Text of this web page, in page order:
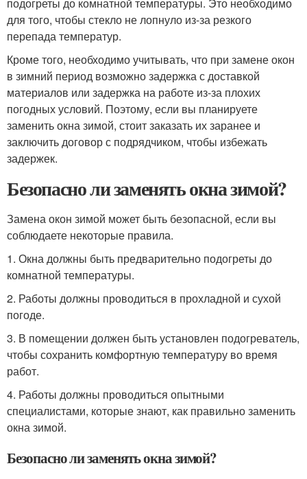
для того, чтобы стекло не лопнуло из-за резкого
перепада температур.
Кроме того, необходимо учитывать, что при замене окон
в зимний период возможно задержка с доставкой
материалов или задержка на работе из-за плохих
погодных условий. Поэтому, если вы планируете
заменить окна зимой, стоит заказать их заранее и
заключить договор с подрядчиком, чтобы избежать
задержек.
Безопасно ли заменять окна зимой?
Замена окон зимой может быть безопасной, если вы
соблюдаете некоторые правила.
1. Окна должны быть предварительно подогреты до
комнатной температуры.
2. Работы должны проводиться в прохладной и сухой
погоде.
3. В помещении должен быть установлен подогреватель,
чтобы сохранить комфортную температуру во время
работ.
4. Работы должны проводиться опытными
специалистами, которые знают, как правильно заменить
окна зимой.
Безопасно ли заменять окна зимой?